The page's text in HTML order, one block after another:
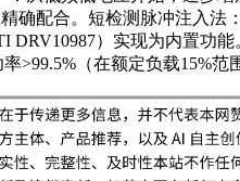
配合。短检测脉冲注入
）实现为内置功
>99.5%（在额定负载15%范